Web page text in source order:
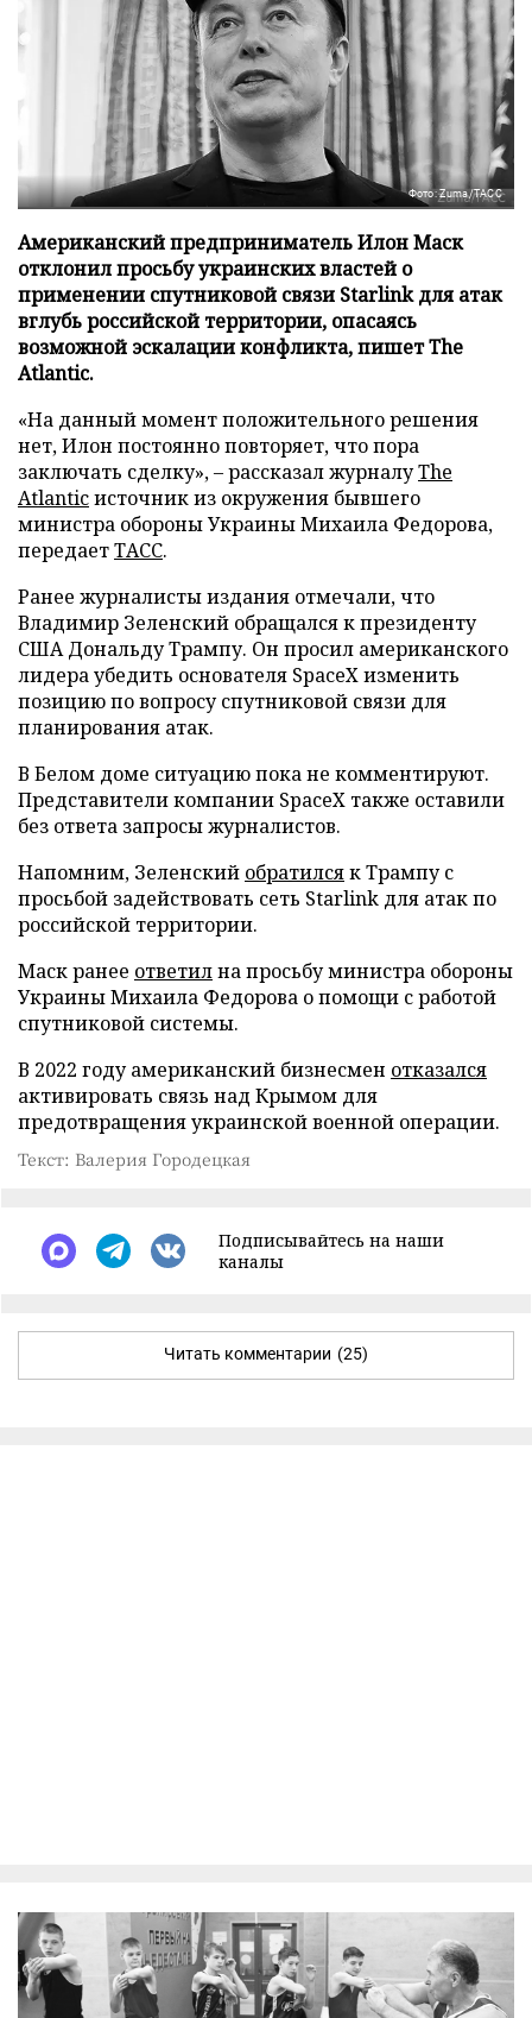
Фото: Zuma/ТАСС
Американский предприниматель Илон Маск
отклонил просьбу украинских властей о
применении спутниковой связи Starlink для атак
вглубь российской территории, опасаясь
возможной эскалации конфликта, пишет The
Atlantic.
«На данный момент положительного решения
нет, Илон постоянно повторяет, что пора
заключать сделку», – рассказал журналуThe
Atlanticисточник из окружения бывшего
министра обороны Украины Михаила Федорова,
передаетТАСС.
Ранее журналисты издания отмечали, что
Владимир Зеленский обращался к президенту
США Дональду Трампу. Он просил американского
лидера убедить основателя SpaceX изменить
позицию по вопросу спутниковой связи для
планирования атак.
В Белом доме ситуацию пока не комментируют.
Представители компании SpaceX также оставили
без ответа запросы журналистов.
Напомним, Зеленский обратилсяк Трампу с
просьбой задействовать сеть Starlink для атак по
российской территории.
Маск ранее ответилна просьбу министра обороны
Украины Михаила Федорова о помощи с работой
спутниковой системы.
В 2022 году американский бизнесмен отказался
активировать связь над Крымом для
предотвращения украинской военной операции.
Текст: Валерия Городецкая
Подписывайтесь на наши
каналы
Читать комментарии (25)